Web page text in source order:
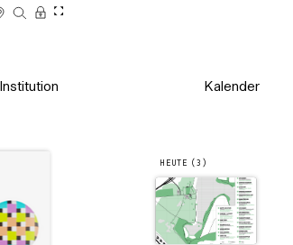
Institution Kalender
HEUTE (3)